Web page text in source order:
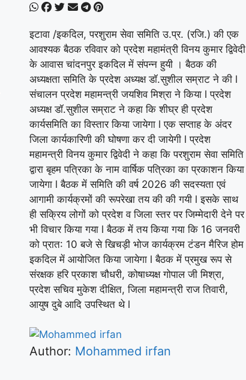
इटावा /इकदिल, परशुराम सेवा समिति उ.प्र. (रजि.) की एक
आवश्यक बैठक रविवार को प्रदेश महामंत्री विनय कुमार द्विवेदी
के आवास चांदनपुर इकदिल में संपन्न हुयी । बैठक की
अध्यक्षता समिति के प्रदेश अध्यक्ष डॉ.सुशील सम्राट ने की l
संचालन प्रदेश महामन्त्री जयशिव मिश्रा ने किया l प्रदेश
अध्यक्ष डॉ.सुशील सम्राट ने कहा कि शीघ्र ही प्रदेश
कार्यसमिति का विस्तार किया जायेगा l एक सप्ताह के अंदर
जिला कार्यकारिणी की घोषणा कर दी जायेगी l प्रदेश
महामन्त्री विनय कुमार द्विवेदी ने कहा कि परशुराम सेवा समिति
द्वारा बृहम पत्रिका के नाम वार्षिक पत्रिका का प्रकाशन किया
जायेगा l बैठक में समिति की वर्ष 2026 की सदस्यता एवं
आगामी कार्यक्रमों की रूपरेखा तय की की गयी l इसके साथ
ही सक्रिय लोगों को प्रदेश व जिला स्तर पर जिम्मेदारी देने पर
भी विचार किया गया l बैठक में तय किया गया कि 16 जनवरी
को प्रात: 10 बजे से खिचड़ी भोज कार्यक्रम टंडन मैरिज होम
इकदिल में आयोजित किया जायेगा l बैठक में प्रमुख रूप से
संरक्षक हरि प्रकाश चौधरी, कोषाध्यक्ष गोपाल जी मिश्रा,
प्रदेश सचिव मुकेश दीक्षित, जिला महामन्त्री राज तिवारी,
आयुष दुबे आदि उपस्थित थे l
Author: Mohammed irfan